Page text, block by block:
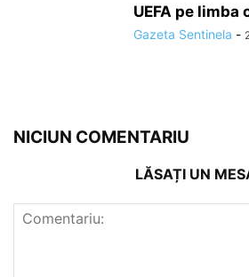
UEFA pe
Gazeta Sentinela -
NICIUN COMENTARIU
LĂSAȚI UN